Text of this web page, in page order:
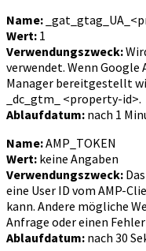
Name:
Wert: 1
Verwendungszweck:
verwendet. Wenn Google
Manager bereitgestellt
_dc_gtm_ <property-id>.
Ablaufdatum: nach 1
Name:AMP_TOKEN
Wert: keine Angaben
Verwendungszweck:
eine User ID vom AMP-
kann. Andere mögliche
Anfrage oder einen
Ablaufdatum: nach 30